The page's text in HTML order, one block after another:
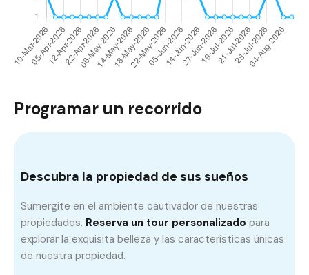
Programar un recorrido
Descubra la propiedad de sus sueños
Sumergite en el ambiente cautivador de nuestras
propiedades. Reserva un tour personalizado para
explorar la exquisita belleza y las características únicas
de nuestra propiedad.